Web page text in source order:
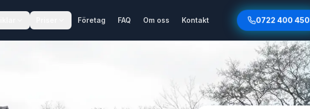
Företag FAQ Om oss Kontakt 0722 400 450